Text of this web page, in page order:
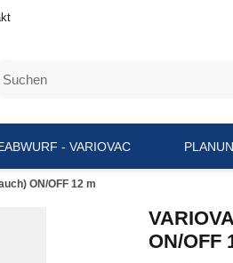
- VARIOVAC
ON/OFF 12 m
ON/OFF